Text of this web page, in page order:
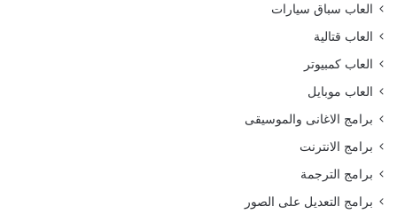
العاب سباق سيارات
العاب قتالية
العاب كمبيوتر
العاب موبايل
برامج الاغانى والموسيقى
برامج الانترنت
برامج الترجمة
برامج التعديل على الصور